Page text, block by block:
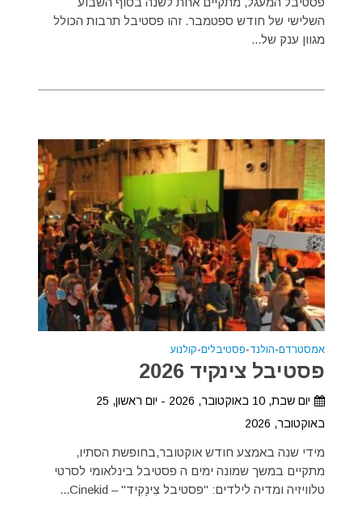
השלישי של חודש ספטמבר. זהו פסטיבל תרבות הכולל
מגוון ענק של...
אמסטרדם•הולנד•פסטיבלים•קולנוע
פסטיבל צינקיד 2026
יום שבת, 10 באוקטובר, 2026 - יום ראשון, 25
באוקטובר, 2026
מידי שנה באמצע חודש אוקטובר,בחופשת הסתיו,
מתקיים במשך שמונה ימים ה פסטיבל בינלאומי לסרטי
טלוויזיה ומדיה לילדים: "פסטיבל צִינֶקִיד" – Cinekid...